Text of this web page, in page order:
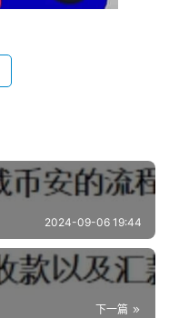
2024-09-06 19:44
下一篇